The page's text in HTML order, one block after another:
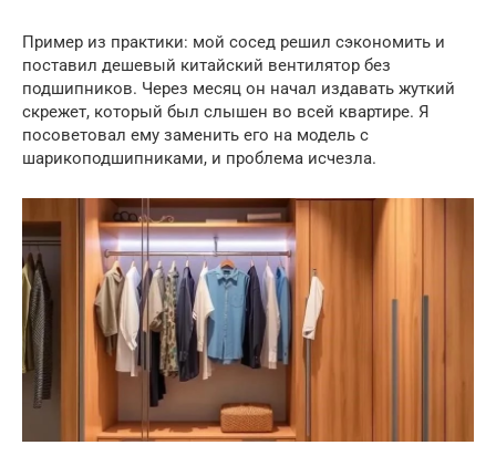
Пример из практики: мой сосед решил сэкономить и
поставил дешевый китайский вентилятор без
подшипников. Через месяц он начал издавать жуткий
скрежет, который был слышен во всей квартире. Я
посоветовал ему заменить его на модель с
шарикоподшипниками, и проблема исчезла.